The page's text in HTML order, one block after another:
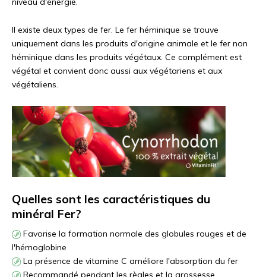
Il existe deux types de fer. Le fer héminique se trouve
uniquement dans les produits d'origine animale et le fer non
héminique dans les produits végétaux. Ce complément est
végétal et convient donc aussi aux végétariens et aux
végétaliens.
Quelles sont les caractéristiques du
minéral Fer?
Favorise la formation normale des globules rouges et de
l'hémoglobine
La présence de vitamine C améliore l'absorption du fer
Recommandé pendant les règles et la grossesse